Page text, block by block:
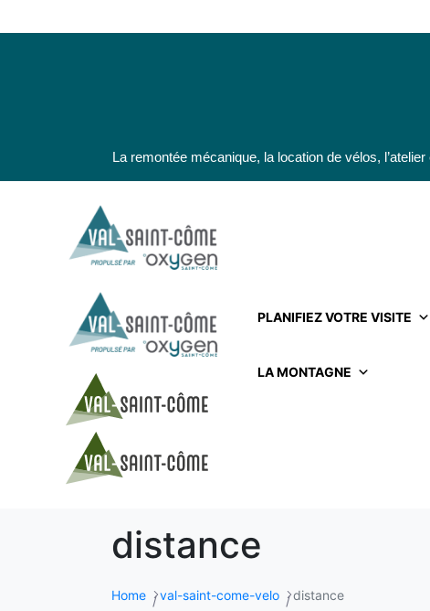
La remontée mécanique, la location de vélos, l’atelier
PLANIFIEZ VOTRE VISITE
LA MONTAGNE
distance
Home val-saint-come-velo distance